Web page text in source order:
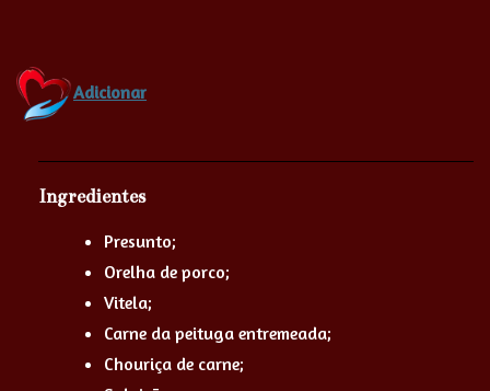
Adicionar
Ingredientes
Presunto;
Orelha de porco;
Vitela;
Carne da peituga entremeada;
Chouriça de carne;